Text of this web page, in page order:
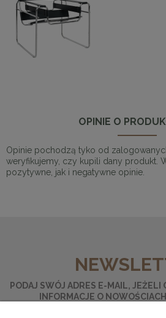
OPINIE O
Opinie pochodzą tyko od
weryfikujemy, czy kupili dany produkt.
pozytywne, jak i negatywne opinie.
PODAJ SWÓJ ADRES E-MAIL,
INFORMACJE O